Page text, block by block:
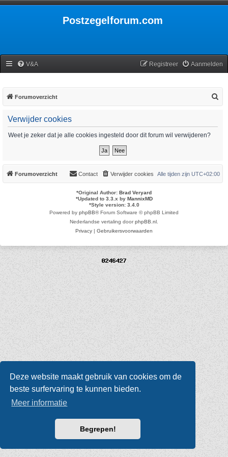
Deze website maakt gebruik van cookies om de
beste surfervaring te kunnen bieden.
Meer informatie
Begrepen!
Postzegelforum.com
V&A Aanmelden
Registreer
Forumoverzicht
Verwijder cookies
Weet je zeker dat je alle cookies ingesteld door dit forum wil verwijderen?
Forumoverzicht Alle tijden zijn UTC+02:00
Verwijder cookies
Contact
*Original Author: Brad Veryard
*Updated to 3.3.x by MannixMD
*Style version: 3.4.0
Powered by phpBB® Forum Software © phpBB Limited
Nederlandse vertaling doorphpBB.nl
Privacy | Gebruikersvoorwaarden